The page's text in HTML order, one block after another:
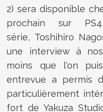
2) sera disponible
prochain sur
série, Toshihiro
une interview à
moins que l'on
entrevue a permis
particulièrement
fort de Yakuza